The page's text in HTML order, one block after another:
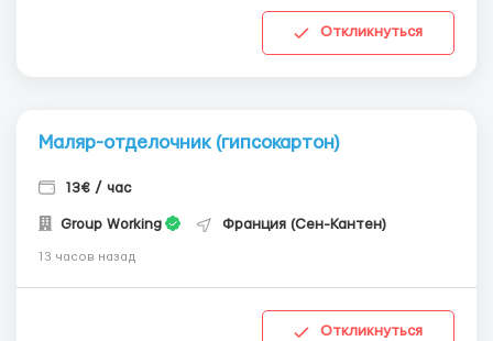
Откликнуться
Маляр-отделочник (гипсокартон)
13€ / час
Group Working Франция (Сен-Кантен)
13 часов назад
Откликнуться